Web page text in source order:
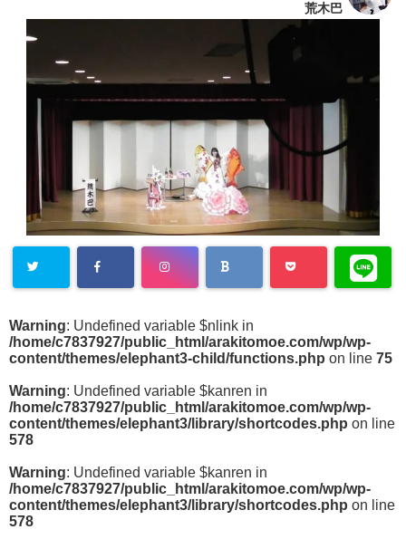
荒木巴
Warning: Undefined variable $nlink in
/home/c7837927/public_html/arakitomoe.com/wp/wp-
content/themes/elephant3-child/functions.php on line 75
Warning: Undefined variable $kanren in
/home/c7837927/public_html/arakitomoe.com/wp/wp-
content/themes/elephant3/library/shortcodes.php on line
578
Warning: Undefined variable $kanren in
/home/c7837927/public_html/arakitomoe.com/wp/wp-
content/themes/elephant3/library/shortcodes.php on line
578